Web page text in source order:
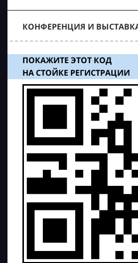
КОНФЕРЕНЦИЯ И
ПОКАЖИТЕ ЭТОТ КОД
НА СТОЙКЕ РЕГИСТРАЦИИ